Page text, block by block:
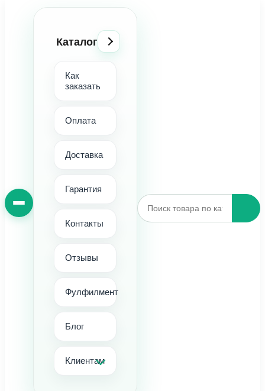
Каталог
Как
заказать
Оплата
Доставка
Гарантия
Контакты
Отзывы
Фулфилмент
Блог
Клиентам